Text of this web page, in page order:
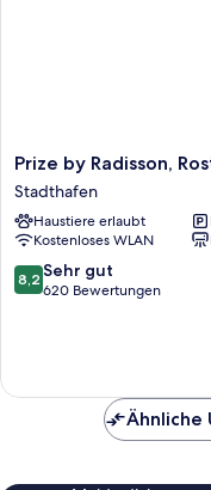
Prize
by
Radisson,
Rostock
City
Stadthafen
Prize by Radisson,
Stadthafen
Haustiere erlaubt
Kostenloses WLAN
8.2
von
Bewertungen
8,2 Sehr gut
620 Bewertungen
Ähnliche